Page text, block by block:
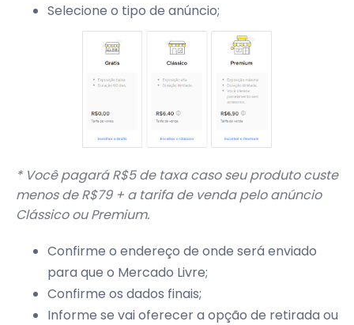
Selecione o tipo de anúncio;
* Você pagará R$5 de taxa caso seu produto custe
menos de R$79 + a tarifa de venda pelo anúncio
Clássico ou Premium.
Confirme o endereço de onde será enviado
para que o Mercado Livre;
Confirme os dados finais;
Informe se vai oferecer a opção de retirada ou